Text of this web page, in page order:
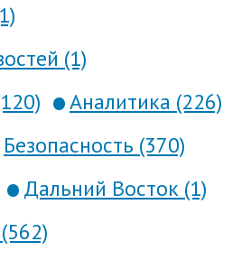
(1)
Аналитика (226)
Безопасность (370)
Дальний Восток (1)